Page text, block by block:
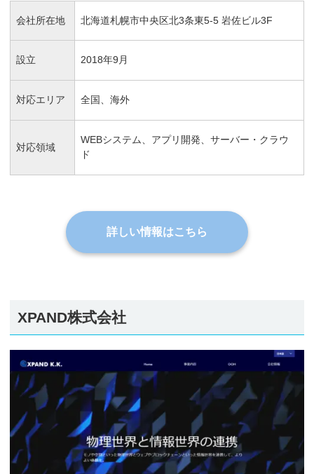
会社所在地 北海道札幌市中央区北3条東5-5 岩佐ビル3F
設立 2018年9月
対応エリア 全国、海外
対応領域
WEBシステム、アプリ開発、サーバー・クラウ
ド
詳しい情報はこちら
XPAND株式会社